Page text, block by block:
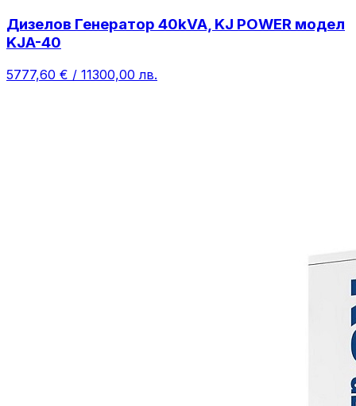
Дизелов Генератор 40kVA, KJ POWER модел
KJA-40
5777,60 € / 11300,00 лв.